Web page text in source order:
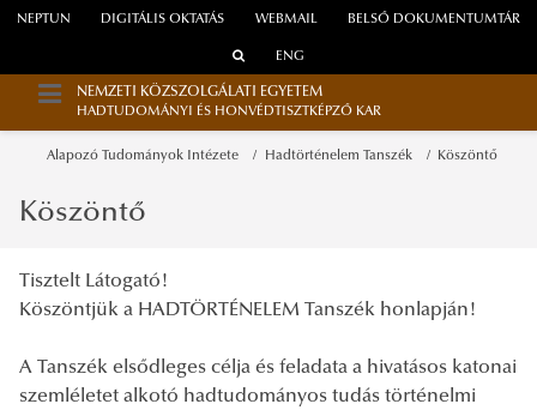
WEBMAIL
NEPTUN DIGITÁLIS OKTATÁS BELSŐ DOKUMENTUMTÁR
ENG
NEMZETI KÖZSZOLGÁLATI EGYETEM
HADTUDOMÁNYI ÉS HONVÉDTISZTKÉPZŐ KAR
Alapozó Tudományok Intézete Hadtörténelem Tanszék Köszöntő
Köszöntő
Tisztelt Látogató!
Köszöntjük a HADTÖRTÉNELEM Tanszék honlapján!
A Tanszék elsődleges célja és feladata a hivatásos katonai
szemléletet alkotó hadtudományos tudás történelmi